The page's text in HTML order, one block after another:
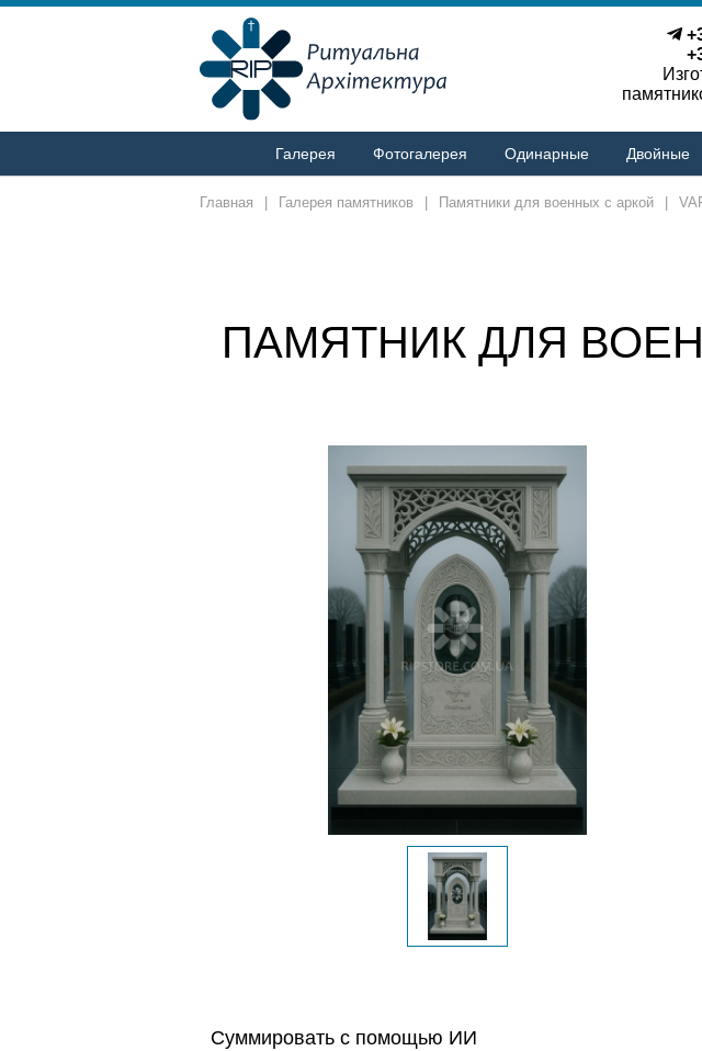
Галерея Фотогалерея Одинарные Двойные
Главная Галерея памятников Памятники для военных с аркой
ПАМЯТНИК ДЛЯ
Суммировать с помощью ИИ